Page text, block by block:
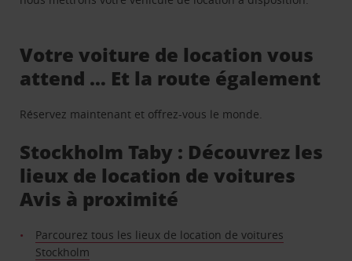
Votre voiture de location vous
attend … Et la route également
Réservez maintenant et offrez-vous le monde.
Stockholm Taby : Découvrez les
lieux de location de voitures
Avis à proximité
Parcourez tous les lieux de location de voitures
Stockholm